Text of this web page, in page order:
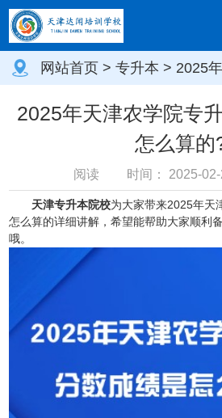
网站首页 > 专升本 > 2025
数成绩是怎么算的?
2025年天津农学院专
怎么算的
阅读 时间： 2025-
天津专升本院校为大家带来2025年天
怎么算的详细讲解，希望能帮助大家顺利
哦。